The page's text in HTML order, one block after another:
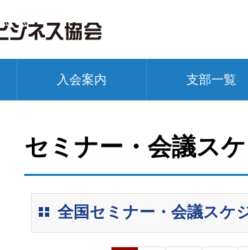
入会案内 支部一覧
セミナー・会議ス
全国セミナー・会議スケ